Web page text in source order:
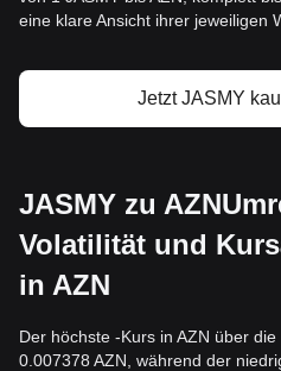
eine klare Ansicht ihrer jeweiligen
Jetzt JASMY
JASMY zu
Volatilität und
in AZN
Der höchste -Kurs in AZN über
0.007378 AZN, während der